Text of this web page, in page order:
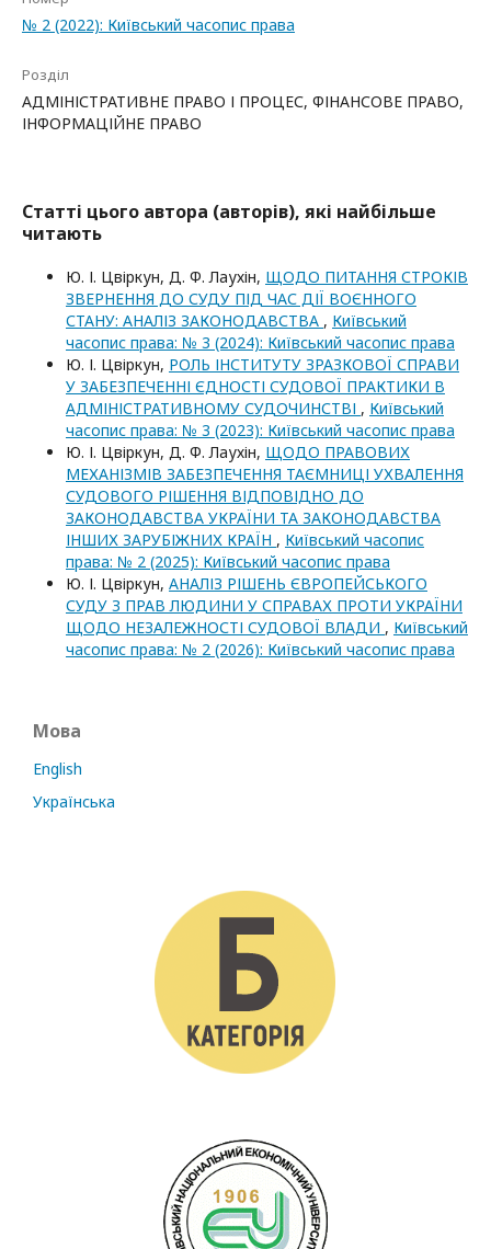
№ 2 (2022): Київський часопис права
Розділ
АДМІНІСТРАТИВНЕ ПРАВО І ПРОЦЕС, ФІНАНСОВЕ ПРАВО,
ІНФОРМАЦІЙНЕ ПРАВО
Статті цього автора (авторів), які найбільше
читають
Ю. І. Цвіркун, Д. Ф. Лаухін, ЩОДО ПИТАННЯ СТРОКІВ
ЗВЕРНЕННЯ ДО СУДУ ПІД ЧАС ДІЇ ВОЄННОГО
СТАНУ: АНАЛІЗ ЗАКОНОДАВСТВА , Київський
часопис права: № 3 (2024): Київський часопис права
Ю. І. Цвіркун, РОЛЬ ІНСТИТУТУ ЗРАЗКОВОЇ СПРАВИ
У ЗАБЕЗПЕЧЕННІ ЄДНОСТІ СУДОВОЇ ПРАКТИКИ В
АДМІНІСТРАТИВНОМУ СУДОЧИНСТВІ , Київський
часопис права: № 3 (2023): Київський часопис права
Ю. І. Цвіркун, Д. Ф. Лаухін, ЩОДО ПРАВОВИХ
МЕХАНІЗМІВ ЗАБЕЗПЕЧЕННЯ ТАЄМНИЦІ УХВАЛЕННЯ
СУДОВОГО РІШЕННЯ ВІДПОВІДНО ДО
ЗАКОНОДАВСТВА УКРАЇНИ ТА ЗАКОНОДАВСТВА
ІНШИХ ЗАРУБІЖНИХ КРАЇН , Київський часопис
права: № 2 (2025): Київський часопис права
Ю. І. Цвіркун, АНАЛІЗ РІШЕНЬ ЄВРОПЕЙСЬКОГО
СУДУ З ПРАВ ЛЮДИНИ У СПРАВАХ ПРОТИ УКРАЇНИ
ЩОДО НЕЗАЛЕЖНОСТІ СУДОВОЇ ВЛАДИ , Київський
часопис права: № 2 (2026): Київський часопис права
Мова
English
Українська